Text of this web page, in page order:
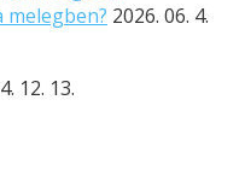
2026. 06. 4.
12. 13.